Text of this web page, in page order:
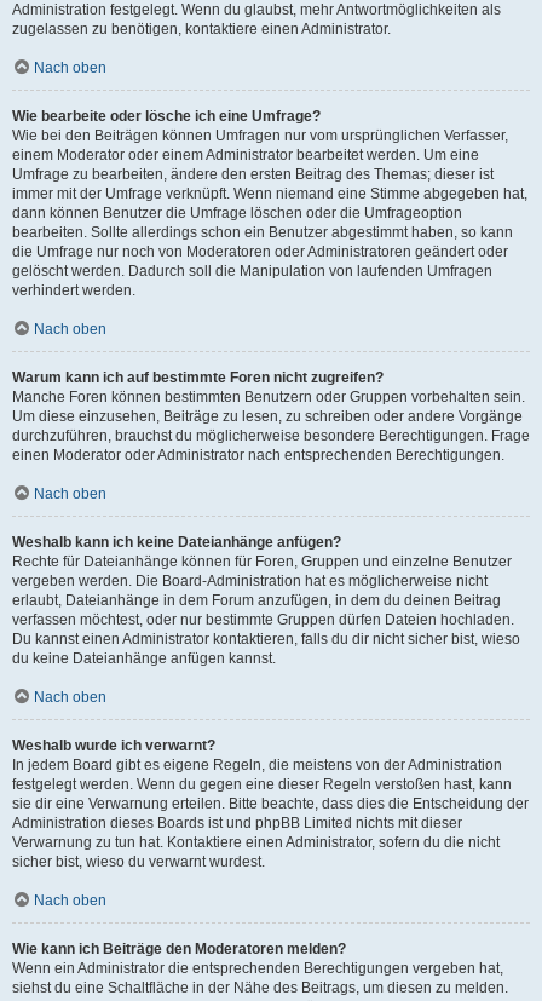
Administration festgelegt. Wenn du glaubst, mehr Antwortmöglichkeiten als
zugelassen zu benötigen, kontaktiere einen Administrator.
Nach oben
Wie bearbeite oder lösche ich eine Umfrage?
Wie bei den Beiträgen können Umfragen nur vom ursprünglichen Verfasser,
einem Moderator oder einem Administrator bearbeitet werden. Um eine
Umfrage zu bearbeiten, ändere den ersten Beitrag des Themas; dieser ist
immer mit der Umfrage verknüpft. Wenn niemand eine Stimme abgegeben hat,
dann können Benutzer die Umfrage löschen oder die Umfrageoption
bearbeiten. Sollte allerdings schon ein Benutzer abgestimmt haben, so kann
die Umfrage nur noch von Moderatoren oder Administratoren geändert oder
gelöscht werden. Dadurch soll die Manipulation von laufenden Umfragen
verhindert werden.
Nach oben
Warum kann ich auf bestimmte Foren nicht zugreifen?
Manche Foren können bestimmten Benutzern oder Gruppen vorbehalten sein.
Um diese einzusehen, Beiträge zu lesen, zu schreiben oder andere Vorgänge
durchzuführen, brauchst du möglicherweise besondere Berechtigungen. Frage
einen Moderator oder Administrator nach entsprechenden Berechtigungen.
Nach oben
Weshalb kann ich keine Dateianhänge anfügen?
Rechte für Dateianhänge können für Foren, Gruppen und einzelne Benutzer
vergeben werden. Die Board-Administration hat es möglicherweise nicht
erlaubt, Dateianhänge in dem Forum anzufügen, in dem du deinen Beitrag
verfassen möchtest, oder nur bestimmte Gruppen dürfen Dateien hochladen.
Du kannst einen Administrator kontaktieren, falls du dir nicht sicher bist, wieso
du keine Dateianhänge anfügen kannst.
Nach oben
Weshalb wurde ich verwarnt?
In jedem Board gibt es eigene Regeln, die meistens von der Administration
festgelegt werden. Wenn du gegen eine dieser Regeln verstoßen hast, kann
sie dir eine Verwarnung erteilen. Bitte beachte, dass dies die Entscheidung der
Administration dieses Boards ist und phpBB Limited nichts mit dieser
Verwarnung zu tun hat. Kontaktiere einen Administrator, sofern du die nicht
sicher bist, wieso du verwarnt wurdest.
Nach oben
Wie kann ich Beiträge den Moderatoren melden?
Wenn ein Administrator die entsprechenden Berechtigungen vergeben hat,
siehst du eine Schaltfläche in der Nähe des Beitrags, um diesen zu melden.